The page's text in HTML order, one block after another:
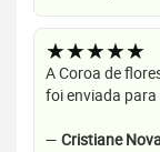
★★★★★
A Coroa de
foi enviada
— Cristiane